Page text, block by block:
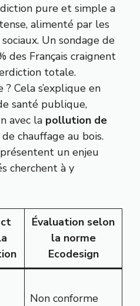
pure et simple a
alimenté par les
Un sondage de
des Français craignent
totale.
Cela s’explique en
santé publique,
avec la pollution de
chauffage au bois.
un enjeu
cherchent à y
Évaluation selon
la norme
Ecodesign
Non conforme